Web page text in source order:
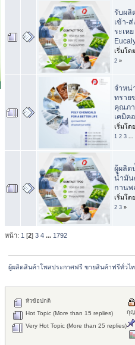
รับผลิ
เข้า-
ระเห
เริ่มโด
2 »
จำหน่
ทราย
คุณภา
เคมิค
เริ่มโด
1 2 3 ...
ผู้ผลิต
น้ำมัน
กานพ
เริ่มโด
2 3 »
หน้า: 1 [2] 3 4 ... 1792
ผู้ผลิตสินค้าโพสประกาศฟรี ขายสินค้าฟรีทั่วไ
หัวข้อปกติ
Hot Topic (More than 15 replies)
Very Hot Topic (More than 25 replies)
กุ